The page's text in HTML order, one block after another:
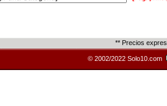
** Precios
© 2002/2022 Solo10.com